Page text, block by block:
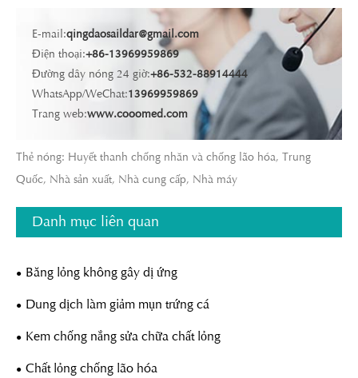
E-mail:qingdaosaildar@gmail.com
Điện thoại:+86-13969959869
Đường dây nóng 24 giờ:+86-532-88914444
WhatsApp/WeChat:13969959869
Trang web:www.cooomed.com
Thẻ nóng: Huyết thanh chống nhăn và chống lão hóa, Trung
Quốc, Nhà sản xuất, Nhà cung cấp, Nhà máy
Danh mục liên quan
Băng lỏng không gây dị ứng
Dung dịch làm giảm mụn trứng cá
Kem chống nắng sửa chữa chất lỏng
Chất lỏng chống lão hóa